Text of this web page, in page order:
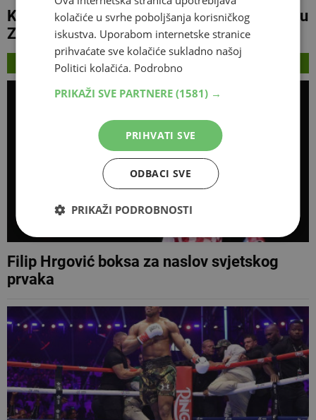
KK Ljubuški uspješan na Božićnom turniru u
Zagrebu
NAJNOVIJE
Filip Hrgović boksa za naslov svjetskog
prvaka
kolačiće u svrhe poboljšanja korisničkog
iskustva. Uporabom internetske stranice
prihvaćate sve kolačiće sukladno našoj
Politici kolačića. Podrobno
PRIKAŽI SVE PARTNERE (1581) →
PRIHVATI SVE
ODBACI SVE
PRIKAŽI PODROBNOSTI